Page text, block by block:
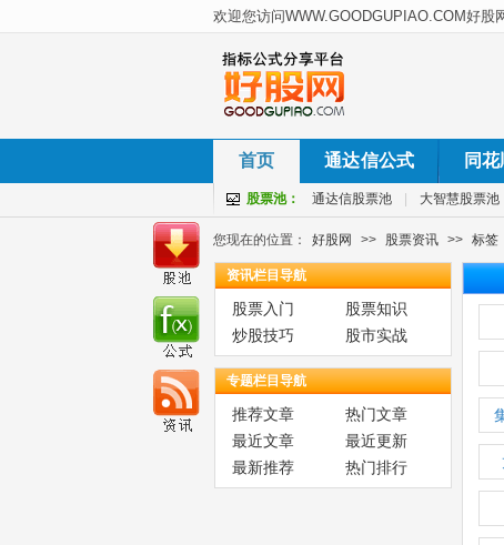
首页 通达信公式 同
股票池： 通达信股票池 大智慧股票池
您现在的位置： 好股网 >> 股票资讯 >> 标签
资讯栏目导航
股票入门
股票知识
炒股技巧
股市实战
专题栏目导航
推荐文章
热门文章
最近文章
最近更新
最新推荐
热门排行